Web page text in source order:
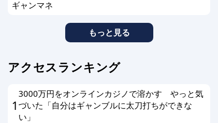
ギャンマネ
もっと見る
アクセスランキング
1
3000万円をオンラインカジノで溶かす やっと気
づいた「自分はギャンブルに太刀打ちができな
い」